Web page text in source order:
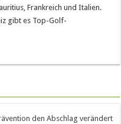
Frankreich und Italien.
gibt es Top-Golf-
den Abschlag verändert